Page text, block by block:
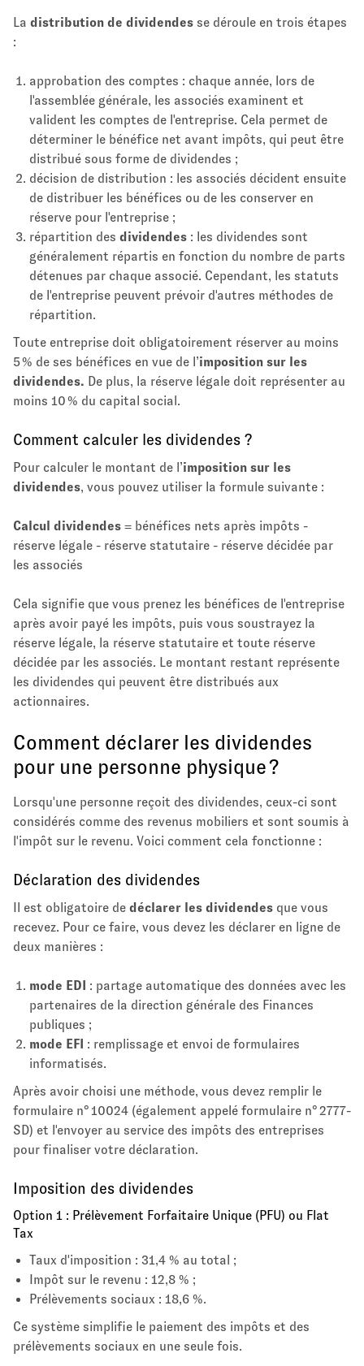
La distribution de dividendes se déroule en trois étapes
:
approbation des comptes : chaque année, lors de
l'assemblée générale, les associés examinent et
valident les comptes de l'entreprise. Cela permet de
déterminer le bénéfice net avant impôts, qui peut être
distribué sous forme de dividendes ;
décision de distribution : les associés décident ensuite
de distribuer les bénéfices ou de les conserver en
réserve pour l'entreprise ;
répartition des dividendes : les dividendes sont
généralement répartis en fonction du nombre de parts
détenues par chaque associé. Cependant, les statuts
de l'entreprise peuvent prévoir d'autres méthodes de
répartition.
Toute entreprise doit obligatoirement réserver au moins
5 % de ses bénéfices en vue de l’imposition sur les
dividendes. De plus, la réserve légale doit représenter au
moins 10 % du capital social.
Comment calculer les dividendes ?
Pour calculer le montant de l’imposition sur les
dividendes, vous pouvez utiliser la formule suivante :
Calcul dividendes = bénéfices nets après impôts -
réserve légale - réserve statutaire - réserve décidée par
les associés
Cela signifie que vous prenez les bénéfices de l'entreprise
après avoir payé les impôts, puis vous soustrayez la
réserve légale, la réserve statutaire et toute réserve
décidée par les associés. Le montant restant représente
les dividendes qui peuvent être distribués aux
actionnaires.
Comment déclarer les dividendes
pour une personne physique ?
Lorsqu'une personne reçoit des dividendes, ceux-ci sont
considérés comme des revenus mobiliers et sont soumis à
l'impôt sur le revenu. Voici comment cela fonctionne :
Déclaration des dividendes
Il est obligatoire de déclarer les dividendes que vous
recevez. Pour ce faire, vous devez les déclarer en ligne de
deux manières :
mode EDI
: partage automatique des données avec les
partenaires de la direction générale des Finances
publiques ;
mode EFI : remplissage et envoi de formulaires
informatisés.
Après avoir choisi une méthode, vous devez remplir le
formulaire n° 10024 (également appelé formulaire n° 2777-
SD) et l'envoyer au service des impôts des entreprises
pour finaliser votre déclaration.
Imposition des dividendes
Option 1 : Prélèvement Forfaitaire Unique (PFU) ou Flat
Tax
Taux d'imposition : 31,4 % au total ;
Impôt sur le revenu : 12,8 % ;
Prélèvements sociaux : 18,6 %.
Ce système simplifie le paiement des impôts et des
prélèvements sociaux en une seule fois.